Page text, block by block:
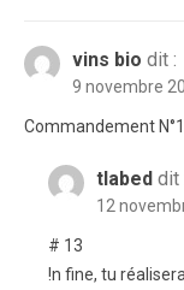
vins bio dit :
9 novembre
Commandement
tlabed dit
12
# 13
!n fine, tu